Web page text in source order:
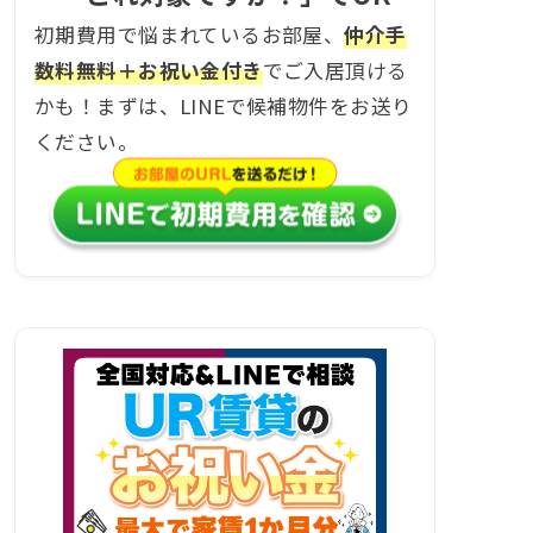
初期費用で悩まれているお部屋、仲介手
数料無料＋お祝い金付きでご入居頂ける
かも！まずは、LINEで候補物件をお送り
ください。